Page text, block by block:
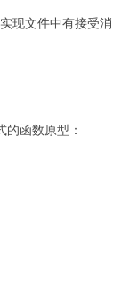
现文件中有接受消
函数原型：